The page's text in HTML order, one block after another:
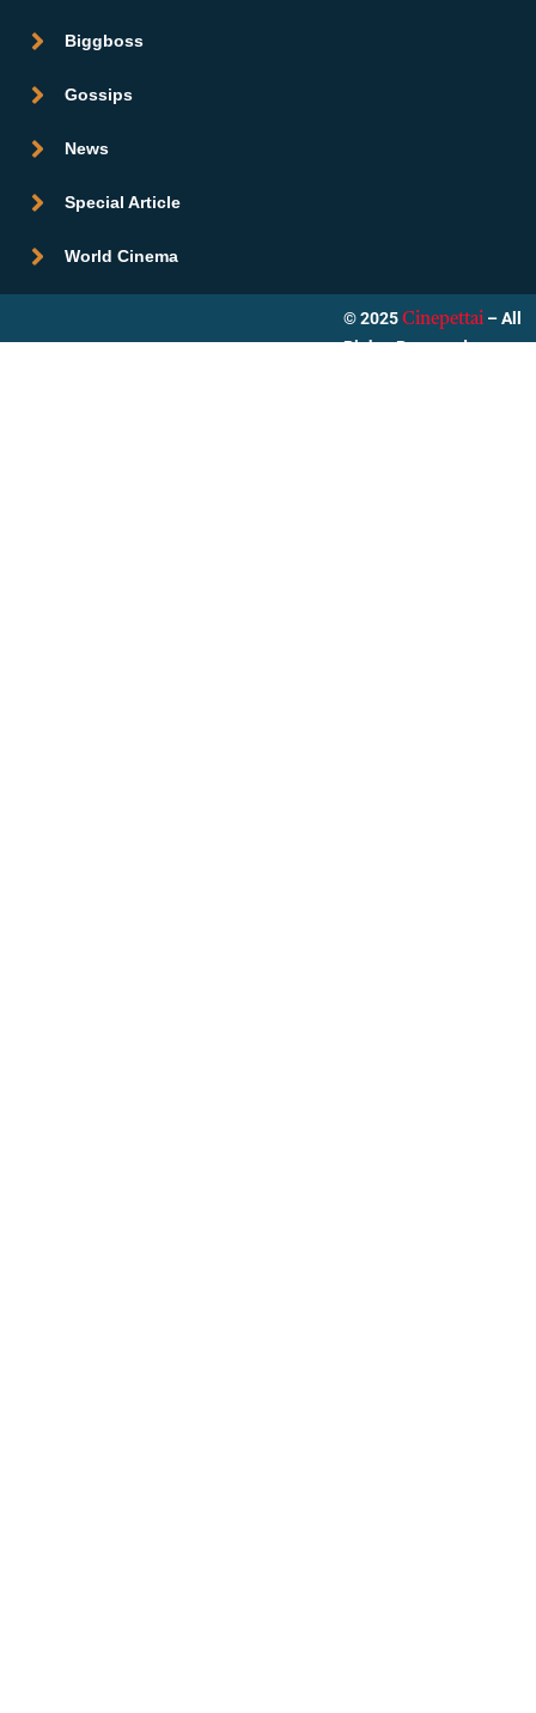
Biggboss
Gossips
News
Special Article
World Cinema
© 2025 Cinepettai – All
Rights Reserved